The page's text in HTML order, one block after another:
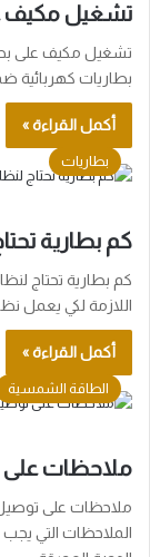
تشغيل مكيف
تشغيل مكيف على
بطاريات
أكمل القراءة »
بطاريات
كم بطارية تحتاج
اللازمة لكي يعمل نظام
أكمل القراءة »
الطاقة الشمسية
ملاحظات على
ملاحظات على
الملاحظات التي يجب